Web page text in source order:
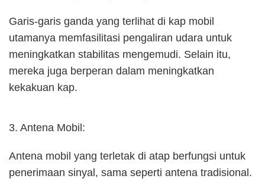
Garis-garis ganda yang terlihat di kap mobil
utamanya memfasilitasi pengaliran udara untuk
meningkatkan stabilitas mengemudi. Selain itu,
mereka juga berperan dalam meningkatkan
kekakuan kap.
3. Antena Mobil:
Antena mobil yang terletak di atap berfungsi untuk
penerimaan sinyal, sama seperti antena tradisional.